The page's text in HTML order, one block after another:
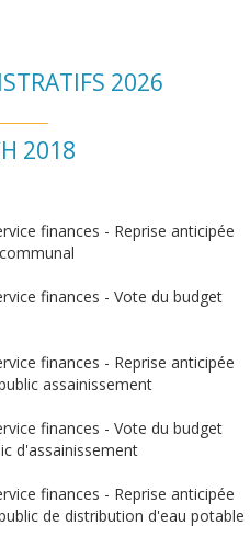
2026
2018
finances - Reprise anticipée
finances - Vote du budget
finances - Reprise anticipée
assainissement
finances - Vote du budget
d'assainissement
finances - Reprise anticipée
de distribution d'eau potable